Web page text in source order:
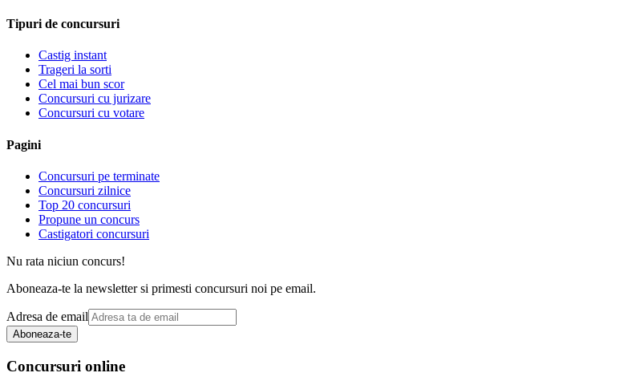
Tipuri de concursuri
Castig instant
Trageri la sorti
Cel mai bun scor
Concursuri cu jurizare
Concursuri cu votare
Pagini
Concursuri pe terminate
Concursuri zilnice
Top 20 concursuri
Propune un concurs
Castigatori concursuri
Nu rata niciun concurs!
Aboneaza-te la newsletter si primesti concursuri noi pe email.
Adresa de email
Aboneaza-te
Concursuri online